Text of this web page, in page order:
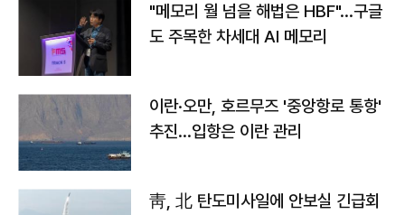
"메모리 월 넘을 해법은 HBF"…구글
도 주목한 차세대 AI 메모리
이란·오만, 호르무즈 '중앙항로 통항'
추진…입항은 이란 관리
靑, 北 탄도미사일에 안보실 긴급회